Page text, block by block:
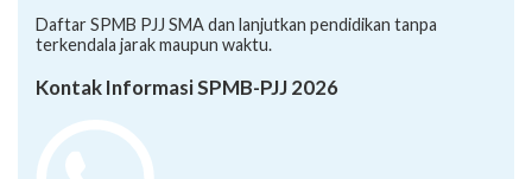
Daftar SPMB PJJ SMA dan lanjutkan pendidikan tanpa
terkendala jarak maupun waktu.
Kontak Informasi SPMB-PJJ 2026